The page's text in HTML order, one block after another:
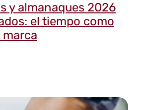
y almanaques 2026
el tiempo como
marca